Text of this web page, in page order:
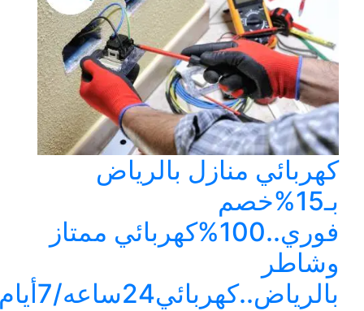
كهربائي منازل بالرياض
بـ15%خصم
فوري..100%كهربائي ممتاز
وشاطر
بالرياض..كهربائي24ساعه/7أيام